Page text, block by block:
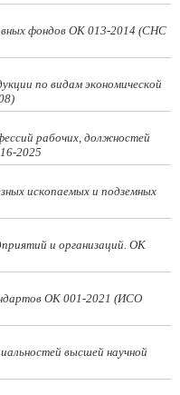
фондов ОК 013-2014 (СНС
по видам экономической
рабочих, должностей
2025
ископаемых и подземных
и организаций. ОК
ОК 001-2021 (ИСО
высшей научной